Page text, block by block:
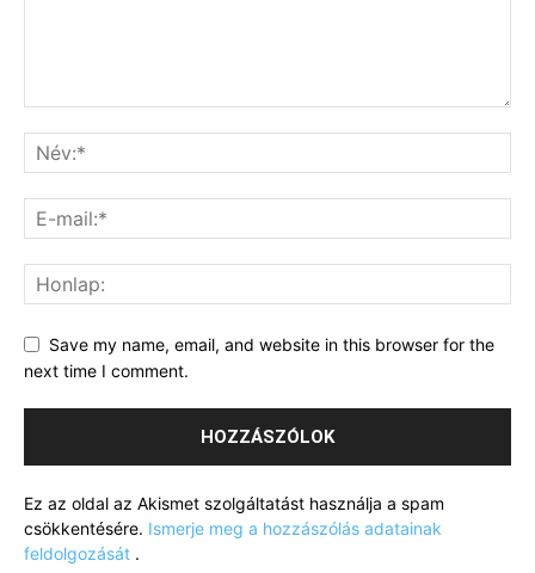
Save my name, email, and website in this browser for the
next time I comment.
Ez az oldal az Akismet szolgáltatást használja a spam
csökkentésére. Ismerje meg a hozzászólás adatainak
feldolgozását .